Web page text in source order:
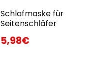
Schlafmaske für
Seitenschläfer
5,98€